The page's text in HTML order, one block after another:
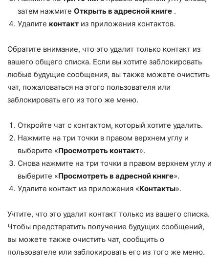
затем нажмите Открыть в адресной книге .
Удалите контакт из приложения контактов.
Обратите внимание, что это удалит только контакт из
вашего общего списка. Если вы хотите заблокировать
любые будущие сообщения, вы также можете очистить
чат, пожаловаться на этого пользователя или
заблокировать его из того же меню.
Откройте чат с контактом, который хотите удалить.
Нажмите на три точки в правом верхнем углу и
выберите «Просмотреть контакт».
Снова нажмите на три точки в правом верхнем углу и
выберите «Просмотреть в адресной книге».
Удалите контакт из приложения «Контакты».
Учтите, что это удалит контакт только из вашего списка.
Чтобы предотвратить получение будущих сообщений,
вы можете также очистить чат, сообщить о
пользователе или заблокировать его из того же меню.